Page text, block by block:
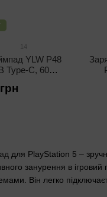
для PlayStation 5 –
занурення в
Він легко
14
YLW P48
Type-C, 600